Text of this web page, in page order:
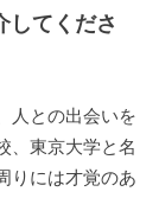
してくださ
人との出会いを
、東京大学と名
りには才覚のあ